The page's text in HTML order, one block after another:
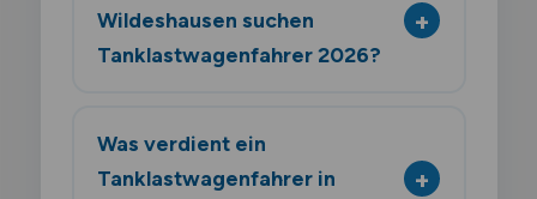
Wildeshausen suchen
Tanklastwagenfahrer 2026?
Was verdient ein
Tanklastwagenfahrer in